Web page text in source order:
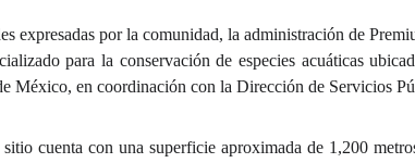
expresadas por la comunidad, la administración de
para la conservación de especies acuáticas
México, en coordinación con la Dirección de Servicios
cuenta con una superficie aproximada de 1,200